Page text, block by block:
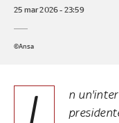
25 mar 2026 - 23:59
©Ansa
I
n